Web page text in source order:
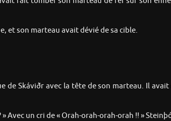
et son marteau avait dévié de sa cible.
de Skáviðr avec la tête de son marteau. Il
» Avec un cri de « Orah-orah-orah-orah !! »